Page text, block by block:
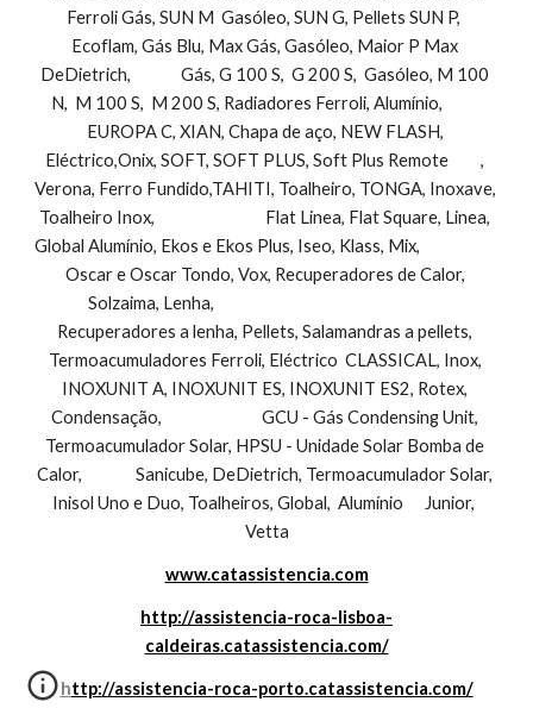
Ferroli Gás, SUN M  Gasóleo, SUN G, Pellets SUN P,
Ecoflam, Gás Blu, Max Gás, Gasóleo, Maior P Max
DeDietrich,              Gás, G 100 S,  G 200 S,  Gasóleo, M 100
N,  M 100 S,  M 200 S, Radiadores Ferroli, Alumínio,
EUROPA C, XIAN, Chapa de aço, NEW FLASH,
Eléctrico,Onix, SOFT, SOFT PLUS, Soft Plus Remote         ,
Verona, Ferro Fundido,TAHITI, Toalheiro, TONGA, Inoxave,
Toalheiro Inox,                               Flat Linea, Flat Square, Linea,
Global Alumínio, Ekos e Ekos Plus, Iseo, Klass, Mix,
Oscar e Oscar Tondo, Vox, Recuperadores de Calor,
Solzaima, Lenha,
Recuperadores a lenha, Pellets, Salamandras a pellets,
Termoacumuladores Ferroli, Eléctrico  CLASSICAL, Inox,
INOXUNIT A, INOXUNIT ES, INOXUNIT ES2, Rotex,
Condensação,                            GCU - Gás Condensing Unit,
Termoacumulador Solar, HPSU - Unidade Solar Bomba de
Calor,               Sanicube, DeDietrich, Termoacumulador Solar,
Inisol Uno e Duo, Toalheiros, Global,  Alumínio      Junior,
Vetta
www.catassistencia.com
http://assistencia-roca-lisboa-
caldeiras.catassistencia.com/
http://assistencia-roca-porto.catassistencia.com/